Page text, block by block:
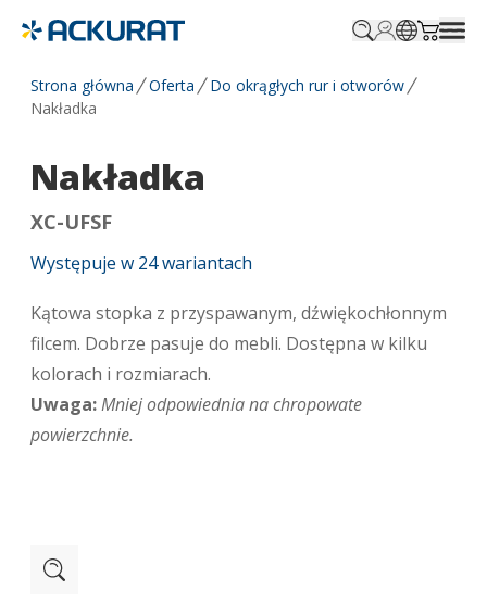
Strona główna Oferta
Do okrągłych rur i otworów
Nakładka
Nakładka
XC-UFSF
Występuje w 24wariantach
Kątowa stopka z przyspawanym, dźwiękochłonnym
filcem. Dobrze pasuje do mebli. Dostępna w kilku
kolorach i rozmiarach.
Uwaga:Mniej odpowiednia na chropowate
powierzchnie.